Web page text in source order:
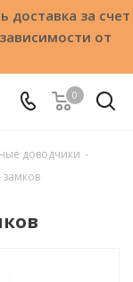
доставка за счет
от
0
доводчики -